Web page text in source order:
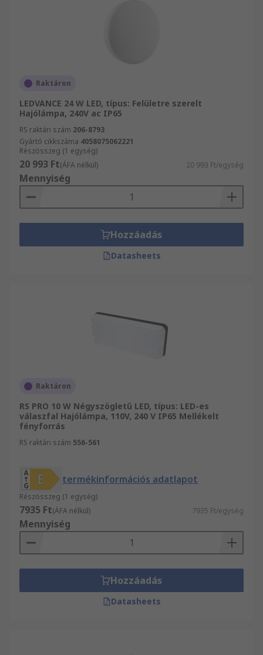
Raktáron
LEDVANCE 24 W LED, típus: Felületre szerelt
Hajólámpa, 240V ac IP65
RS raktári szám 206-8793
Gyártó cikkszáma 4058075062221
Részösszeg (1 egység)
20 993 Ft(ÁFA nélkül) 20 993 Ft/egység
Mennyiség
Hozzáadás
Datasheets
Raktáron
RS PRO 10 W Négyszögletű LED, típus: LED-es
válaszfal Hajólámpa, 110V, 240 V IP65 Mellékelt
fényforrás
RS raktári szám 556-561
termékinformációs adatlapot
Részösszeg (1 egység)
7935 Ft(ÁFA nélkül) 7935 Ft/egység
Mennyiség
Hozzáadás
Datasheets